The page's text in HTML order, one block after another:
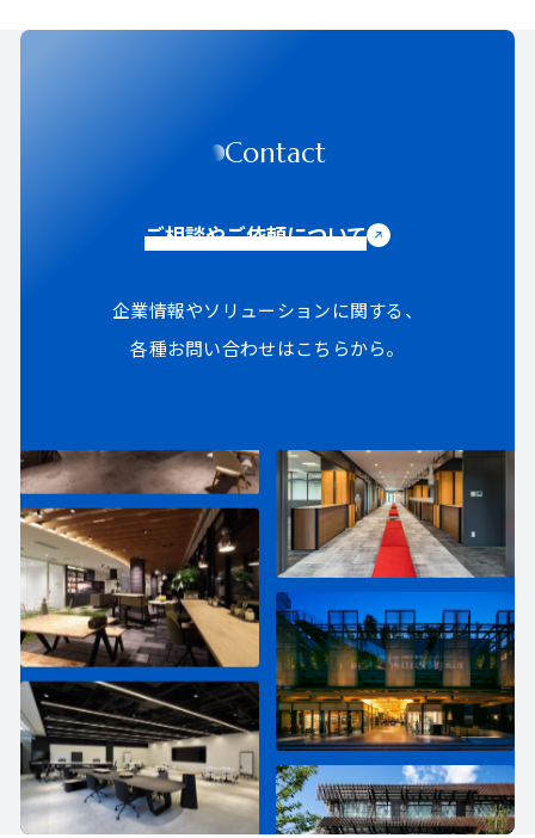
Contact
ご相談やご依頼について
企業情報やソリューションに関する、
各種お問い合わせはこちらから。